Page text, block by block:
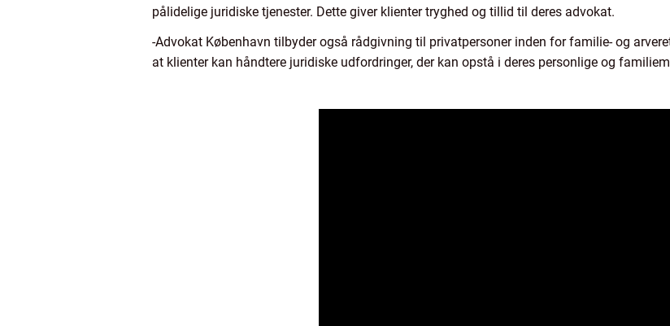
pålidelige juridiske tjenester. Dette giver klienter tryghed og tillid til deres advokat.
-Advokat København tilbyder også rådgivning til privatpersoner inden for familie- og
at klienter kan håndtere juridiske udfordringer, der kan opstå i deres personlige og